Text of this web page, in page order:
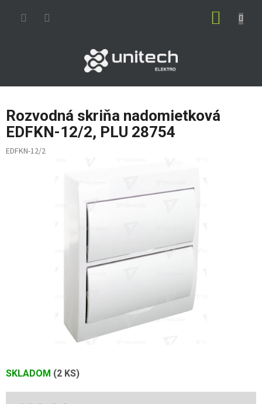
Rozvodná skriňa nadomietková
EDFKN-12/2, PLU 28754
EDFKN-12/2
SKLADOM (2 KS)